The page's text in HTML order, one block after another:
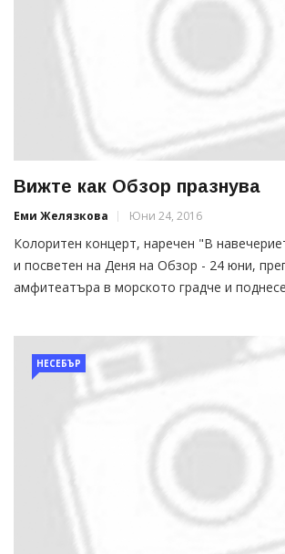
Вижте как Обзор празнува
Еми Желязкова Юни 24, 2016
Колоритен концерт, наречен "В
и посветен на Деня на Обзор - 24 юни,
амфитеатъра в морското градче и
НЕСЕБЪР